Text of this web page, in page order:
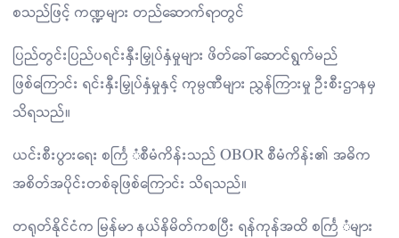
စသည်ဖြင့် ကဏ္ဍများ တည်ဆောက်ရာတွင်
ပြည်တွင်းပြည်ပရင်းနှီးမြှုပ်နှံမှုများ ဖိတ်ခေါ်ဆောင်ရွက်မည်
ဖြစ်ကြောင်း ရင်းနှီးမြှုပ်နှံမှုနှင့် ကုမ္ပဏီများ ညွှန်ကြားမှု ဦးစီးဌာနမှ
သိရသည်။
ယင်းစီးပွားရေး စင်္ကြ ံစီမံကိန်းသည် OBOR စီမံကိန်း၏ အဓိက
အစိတ်အပိုင်းတစ်ခုဖြစ်ကြောင်း သိရသည်။
တရုတ်နိုင်ငံက မြန်မာ နယ်နိမိတ်ကစပြီး ရန်ကုန်အထိ စင်္ကြ ံများ